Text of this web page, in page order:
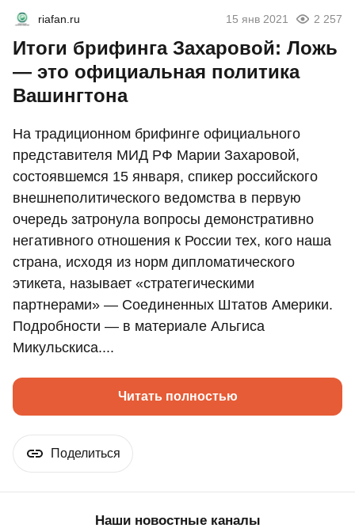
riafan.ru 15 янв 2021 2 257
Итоги брифинга Захаровой: Ложь
— это официальная политика
Вашингтона
На традиционном брифинге официального
представителя МИД РФ Марии Захаровой,
состоявшемся 15 января, спикер российского
внешнеполитического ведомства в первую
очередь затронула вопросы демонстративно
негативного отношения к России тех, кого наша
страна, исходя из норм дипломатического
этикета, называет «стратегическими
партнерами» — Соединенных Штатов Америки.
Подробности — в материале Альгиса
Микульскиса....
Читать полностью
Поделиться
Наши новостные каналы